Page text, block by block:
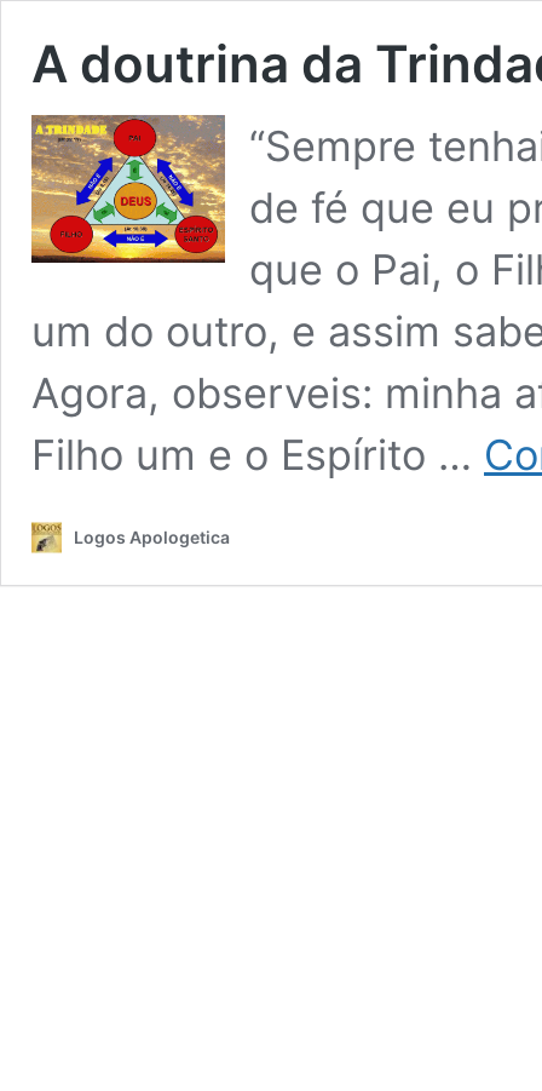
A doutrina da
“Sempre
de fé que eu
que o Pai, o
um do outro, e assim
Agora, observeis: minha
Filho um e o Espírito …
Logos Apologetica